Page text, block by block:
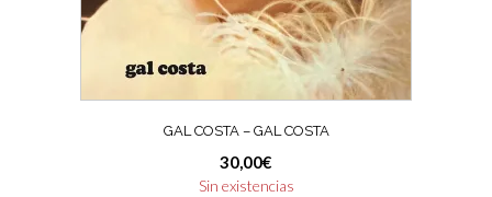
GAL COSTA – GAL COSTA
30,00€
Sin existencias